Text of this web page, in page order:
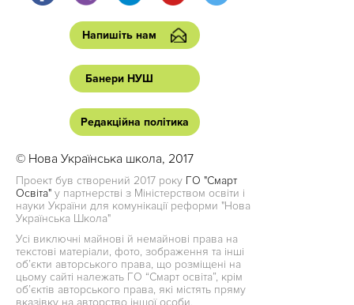
Напишіть нам
Банери НУШ
Редакційна політика
© Нова Українська школа, 2017
Проект був створений 2017 року ГО "Смарт
Освіта" у партнерстві з Міністерством освіти і
науки України для комунікації реформи "Нова
Українська Школа"
Усі виключні майнові й немайнові права на
текстові матеріали, фото, зображення та інші
об’єкти авторського права, що розміщені на
цьому сайті належать ГО “Смарт освіта”, крім
об’єктів авторського права, які містять пряму